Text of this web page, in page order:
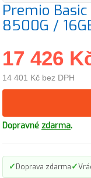
Premio
8500G /
17 426
14 401 Kč bez DPH
Dopravné zdarma.
✓Doprava zdarma✓